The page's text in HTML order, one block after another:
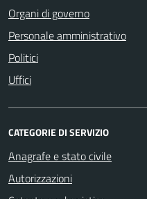
Organi di governo
Personale amministrativo
Politici
Uffici
CATEGORIE DI SERVIZIO
Anagrafe e stato civile
Autorizzazioni